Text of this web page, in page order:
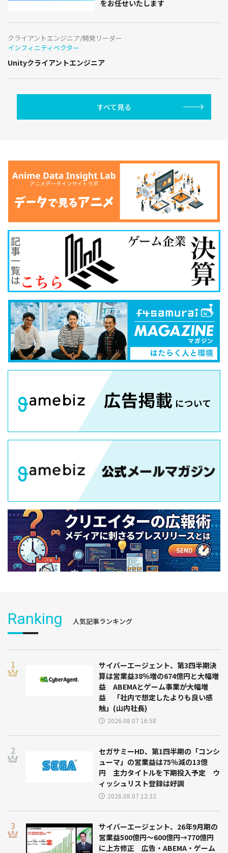
をお任せいたします
クライアントエンジニア/開発リーダー
インフィニティベクター
Unityクライアントエンジニア
すべて見る
Ranking 人気記事ランキング
サイバーエージェント、第3四半期決
算は営業益38％増の674億円と大幅増
益 ABEMAとゲーム事業が大幅増
益 「社内で想定したよりも良い感
触」(山内社長)
2026.08.07 16:58
セガサミーHD、第1四半期の「コンシ
ューマ」の営業益は75％減の13億
円 主力タイトルを下期投入予定 ウ
ィッシュリスト登録は好調
2026.08.07 12:32
サイバーエージェント、26年9月期の
営業益500億円～600億円→770億円
に上方修正 広告・ABEMA・ゲーム